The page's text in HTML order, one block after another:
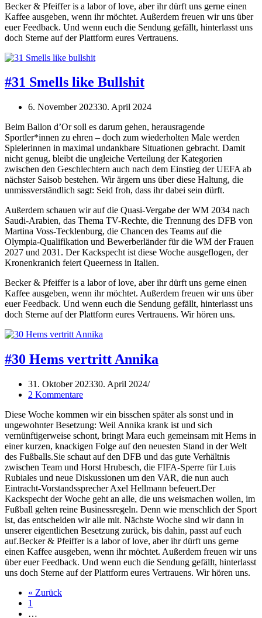
Becker & Pfeiffer is a labor of love, aber ihr dürft uns gerne einen
Kaffee ausgeben, wenn ihr möchtet. Außerdem freuen wir uns über
euer Feedback. Und wenn euch die Sendung gefällt, hinterlasst uns
doch Sterne auf der Plattform eures Vertrauens.
#31 Smells like Bullshit
6. November 202330. April 2024
Beim Ballon d’Or soll es darum gehen, herausragende
Sportler*innen zu ehren – doch zum wiederholten Male werden
Spielerinnen in maximal undankbare Situationen gebracht. Damit
nicht genug, bleibt die ungleiche Verteilung der Kategorien
zwischen den Geschlechtern auch nach dem Einstieg der UEFA ab
nächster Saisob bestehen. Wir ärgern uns über diese Haltung, die
unmissverständlich sagt: Seid froh, dass ihr dabei sein dürft.
Außerdem schauen wir auf die Quasi-Vergabe der WM 2034 nach
Saudi-Arabien, das Thema TV-Rechte, die Trennung des DFB von
Martina Voss-Tecklenburg, die Chancen des Teams auf die
Olympia-Qualifikation und Bewerberländer für die WM der Frauen
2027 und 2031. Der Kackspecht ist diese Woche ausgeflogen, der
Kronenkranich feiert Queerness in Italien.
Becker & Pfeiffer is a labor of love, aber ihr dürft uns gerne einen
Kaffee ausgeben, wenn ihr möchtet. Außerdem freuen wir uns über
euer Feedback. Und wenn euch die Sendung gefällt, hinterlasst uns
doch Sterne auf der Plattform eures Vertrauens. Wir hören uns.
#30 Hems vertritt Annika
31. Oktober 202330. April 2024
2 Kommentare
Diese Woche kommen wir ein bisschen später als sonst und in
ungewohnter Besetzung: Weil Annika krank ist und sich
vernünftigerweise schont, bringt Mara euch gemeinsam mit Hems in
einer kurzen, knackigen Folge auf den neuesten Stand in der Welt
des Fußballs.Sie schaut auf den DFB und das gute Verhältnis
zwischen Team und Horst Hrubesch, die FIFA-Sperre für Luis
Rubiales und neue Diskussionen um den VAR, die nun auch
Eintracht-Vorstandssprecher Axel Hellmann befeuert.Der
Kackspecht der Woche geht an alle, die uns weismachen wollen, im
Fußball gelten reine Businessregeln. Denn wie menschlich der Sport
ist, das entscheiden wir alle mit. Nächste Woche sind wir dann in
unserer eigentlichen Besetzung zurück, bis dahin, passt auf euch
auf.Becker & Pfeiffer is a labor of love, aber ihr dürft uns gerne
einen Kaffee ausgeben, wenn ihr möchtet. Außerdem freuen wir uns
über euer Feedback. Und wenn euch die Sendung gefällt, hinterlasst
uns doch Sterne auf der Plattform eures Vertrauens. Wir hören uns.
« Zurück
1
…